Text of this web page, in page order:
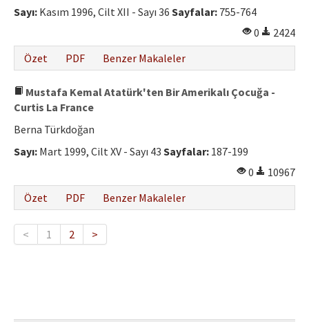
Sayı: Kasım 1996, Cilt XII - Sayı 36 Sayfalar: 755-764
0
2424
Özet
PDF Benzer Makaleler
Mustafa Kemal Atatürk'ten Bir Amerikalı Çocuğa -
Curtis La France
Berna Türkdoğan
Sayı: Mart 1999, Cilt XV - Sayı 43 Sayfalar: 187-199
0
10967
Özet
PDF Benzer Makaleler
< 1 2 >